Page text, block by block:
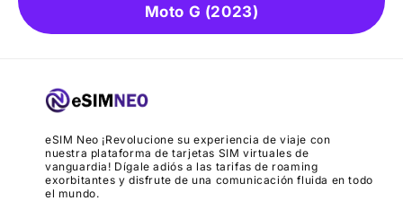
Moto G (2023)
eSIM Neo ¡Revolucione su experiencia de viaje con
nuestra plataforma de tarjetas SIM virtuales de
vanguardia! Dígale adiós a las tarifas de roaming
exorbitantes y disfrute de una comunicación fluida en todo
el mundo.